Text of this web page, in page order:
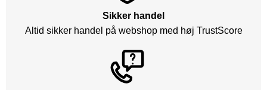
Sikker handel
Altid sikker handel på webshop med høj TrustScore